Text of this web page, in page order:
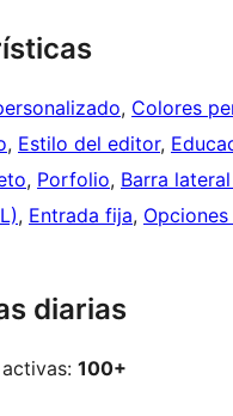
, Colores
, Estilo del editor,
, Porfolio, Barra
, Entrada fija,
diarias
100+